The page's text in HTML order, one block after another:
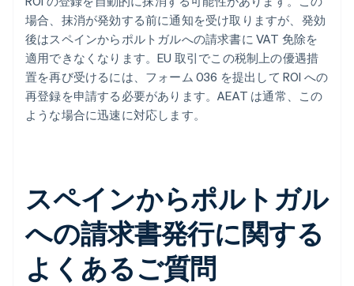
場合、抹消が発効する前に通知を受け取りますが、発効
後はスペインからポルトガルへの請求書に VAT 免除を
適用できなくなります。EU 取引でこの税制上の優遇措
置を再び受けるには、フォーム 036 を提出して ROI への
再登録を申請する必要があります。AEAT は通常、この
ような場合に迅速に対応します。
スペインからポルトガル
への請求書発行に関する
よくあるご質問